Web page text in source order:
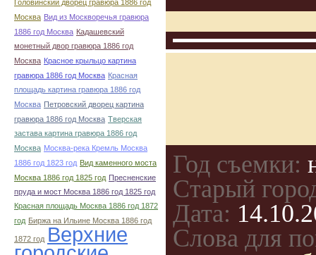
Головинский дворец гравюра 1886 год
Москва Вид из Москворечья гравюра
1886 год Москва Кадашевский
монетный двор гравюра 1886 год
Москва Красное крыльцо картина
гравюра 1886 год Москва Красная
площадь картина гравюра 1886 год
Москва Петровский дворец картина
гравюра 1886 год Москва Тверская
застава картина гравюра 1886 год
Москва Москва-река Кремль Москва
1886 год 1823 год Вид каменного моста
Москва 1886 год 1825 год Пресненские
пруда и мост Москва 1886 год 1825 год
Красная площадь Москва 1886 год 1872
год Биржа на Ильине Москва 1886 год
1872 год Верхние
Год съемки:
Старый
Дата:
Слова для